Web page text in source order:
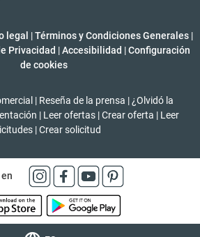
legal |Términos y Condiciones Generales |
Privacidad | Accesibilidad | Configuración
de cookies
| Reseña de la prensa | ¿Olvidó la
| Leer ofertas | Crear oferta | Leer
|Crear solicitud